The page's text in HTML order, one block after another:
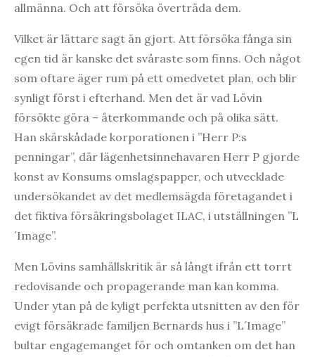
allmänna. Och att försöka överträda dem.
Vilket är lättare sagt än gjort. Att försöka fånga sin
egen tid är kanske det svåraste som finns. Och något
som oftare äger rum på ett omedvetet plan, och blir
synligt först i efterhand. Men det är vad Lövin
försökte göra – återkommande och på olika sätt.
Han skärskådade korporationen i ”Herr P:s
penningar”, där lägenhetsinnehavaren Herr P gjorde
konst av Konsums omslagspapper, och utvecklade
undersökandet av det medlemsägda företagandet i
det fiktiva försäkringsbolaget ILAC, i utställningen ”L
´Image”.
Men Lövins samhällskritik är så långt ifrån ett torrt
redovisande och propagerande man kan komma.
Under ytan på de kyligt perfekta utsnitten av den för
evigt försäkrade familjen Bernards hus i ”L´Image”
bultar engagemanget för och omtanken om det han